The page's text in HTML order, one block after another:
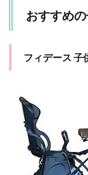
おすすめ
フィデース 子